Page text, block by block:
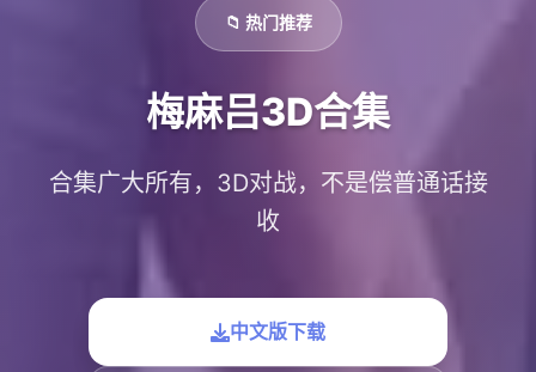
📁 热门推荐
梅麻吕3D合集
合集广大所有，3D对战，不是偿普通话接
收
中文版下载